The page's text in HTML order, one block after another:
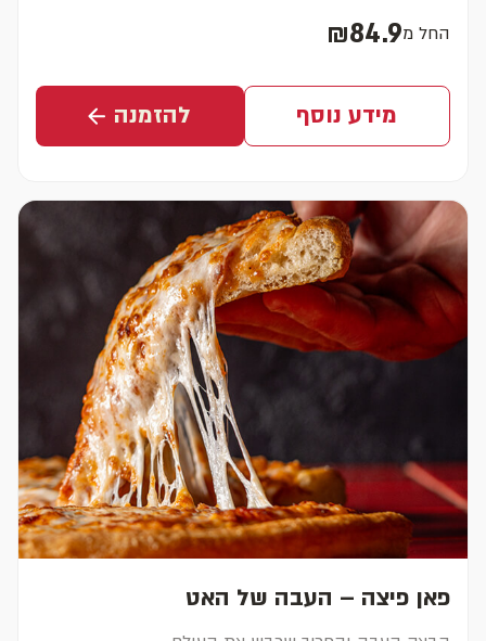
החל מ
מחיר נוכחי₪84.9
מידע נוסף להזמנה
פאן פיצה – העבה של האט